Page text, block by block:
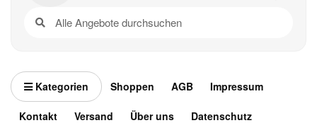
Kategorien Shoppen AGB Impressum
Kontakt Versand Über uns Datenschutz